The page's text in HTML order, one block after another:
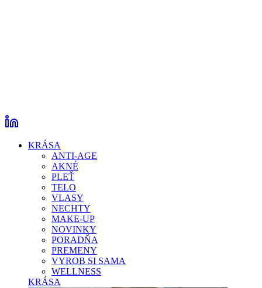
KRÁSA
ANTI-AGE
AKNÉ
PLEŤ
TELO
VLASY
NECHTY
MAKE-UP
NOVINKY
PORADŇA
PREMENY
VYROB SI SAMA
WELLNESS
KRÁSA